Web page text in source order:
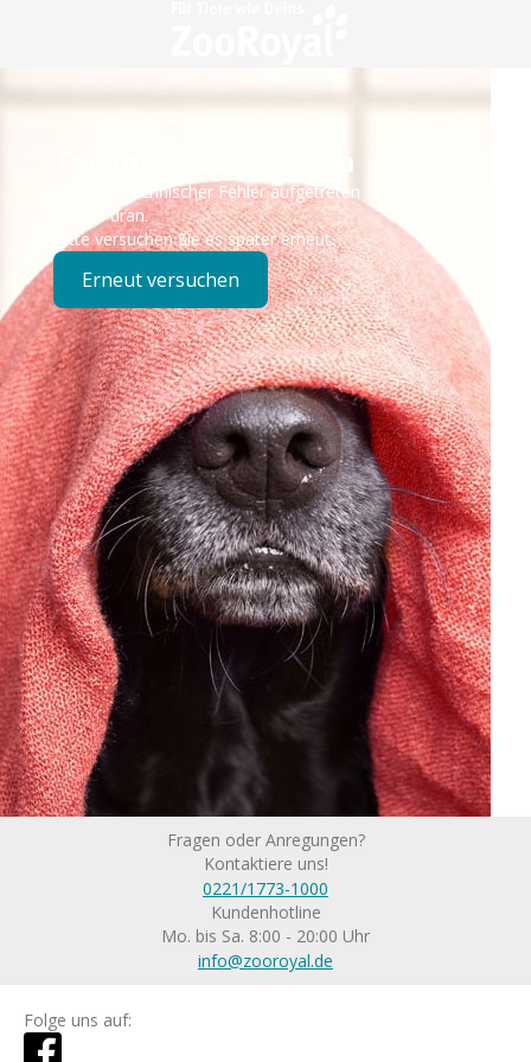
Technisches Problem
Es ist ein technischer Fehler aufgetreten – wir sind
bereits dran.
Bitte versuchen Sie es später erneut.
Erneut versuchen
Fragen oder Anregungen?
Kontaktiere uns!
0221/1773-1000
Kundenhotline
Mo. bis Sa. 8:00 - 20:00 Uhr
info@zooroyal.de
Folge uns auf: